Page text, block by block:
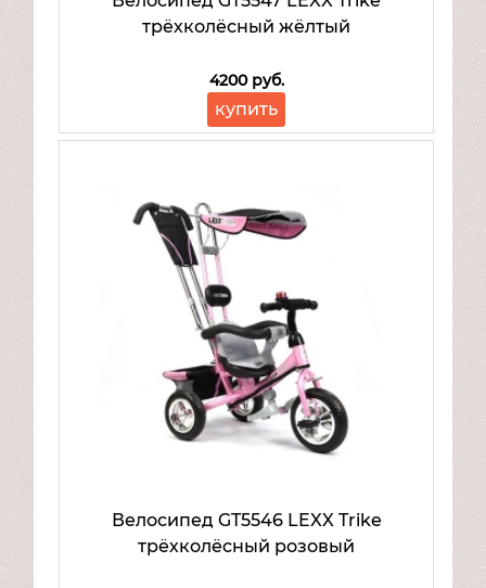
трёхколёсный жёлтый
4200 руб.
купить
Велосипед GT5546 LEXX Trike
трёхколёсный розовый